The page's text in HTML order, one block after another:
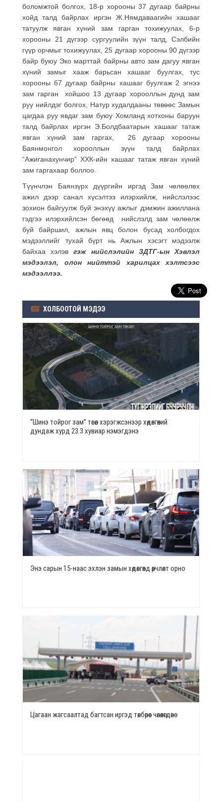
боломжтой болгох, 18-р хорооны 37 дугаар байрны
хойд талд байрлах иргэн Ж.Нямдаваагийн хашааг
татуулж явган хүний зам гарган тохижуулах, 6-р
хорооны 21 дүгээр сургуулийн зүүн талд, Сэлбийн
гүүр орчмыг тохижуулах, 25 дугаар хорооны 90 дүгээр
байр буюу Эко марттай байрны авто зам дагуу явган
хүний замыг хааж барьсан хашааг буулгах, тус
хорооны 67 дугаар байрны хашааг буулгаж 2 эгнээ
зам гарган хойшоо 13 дугаар хорооллын дунд зам
руу нийлдэг болгох, Натур худалдааны төвөөс Замын
цагдаа руу явдаг зам буюу Хомланд хотхоны баруун
талд байрлах иргэн Э.Болдбаатарын хашааг татаж
явган хүний зам гаргах, 26 дугаар хорооны
Баянмонгол хорооллын зүүн талд байрлах
“Ажиганахунчир” ХХК-ийн хашааг татаж явган хүний
зам гаргахаар боллоо.
Түүнчлэн Баянзүрх дүүргийн иргэд Зам чөлөөлөх
ажил дээр санал хүсэлтээ илэрхийлж, нийслэлээс
зохион байгуулж буй энэхүү ажлыг дэмжин ажиллана
гэдгээ илэрхийлсэн бөгөөд нийслэлд зам чөлөөлж
буй байршил, ажлын явц болон бусад холбогдох
мэдээллийг тухай бүрт нь Ажлын хэсэгт мэдээлж
байхаа хэлэвгэж нийслэлийн ЗДТГ-ын Хэвлэл
мэдээлэл, олон нийттэй харилцах хэлтсээс
мэдээллээ.
ХОЛБООТОЙ МЭДЭЭ
“Шинэ тойрог зам” төсөл хэрэгжсэнээр хөдөлгөөний
дундаж хурд 23.3 хувиар нэмэгдэнэ
Энэ сарын 15-наас эхлэн замын хөдөлгөөнд өөрчлөлт орно
Цагаан жагсаалтад багтсан иргэд төлбөрөөс чөлөөлөгдөнө